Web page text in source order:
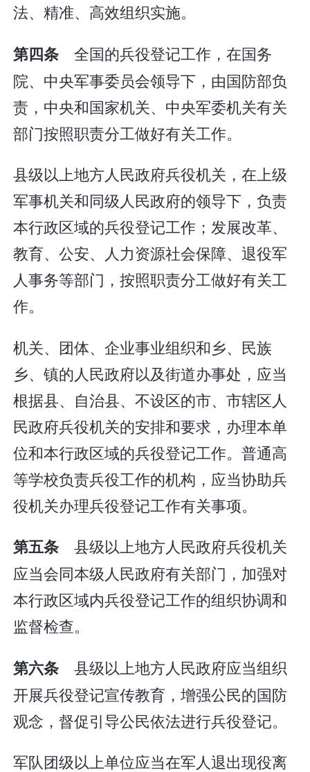
法、精准、高效组织实施。
第四条全国的兵役登记工作，在国务
院、中央军事委员会领导下，由国防部负
责，中央和国家机关、中央军委机关有关
部门按照职责分工做好有关工作。
县级以上地方人民政府兵役机关，在上级
军事机关和同级人民政府的领导下，负责
本行政区域的兵役登记工作；发展改革、
教育、公安、人力资源社会保障、退役军
人事务等部门，按照职责分工做好有关工
作。
机关、团体、企业事业组织和乡、民族
乡、镇的人民政府以及街道办事处，应当
根据县、自治县、不设区的市、市辖区人
民政府兵役机关的安排和要求，办理本单
位和本行政区域的兵役登记工作。普通高
等学校负责兵役工作的机构，应当协助兵
役机关办理兵役登记工作有关事项。
第五条县级以上地方人民政府兵役机关
应当会同本级人民政府有关部门，加强对
本行政区域内兵役登记工作的组织协调和
监督检查。
第六条县级以上地方人民政府应当组织
开展兵役登记宣传教育，增强公民的国防
观念，督促引导公民依法进行兵役登记。
军队团级以上单位应当在军人退出现役离